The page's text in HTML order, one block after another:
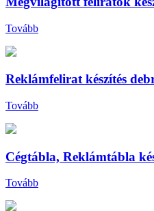
Tovább
Reklámfelirat készítés
Tovább
Cégtábla, Reklámtábla
Tovább